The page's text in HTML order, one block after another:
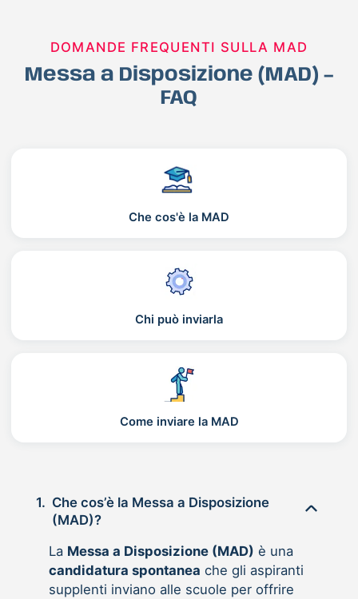
DOMANDE FREQUENTI SULLA MAD
Messa a Disposizione (MAD) –
FAQ
Che cos'è la MAD
Chi può inviarla
Come inviare la MAD
1. Che cos’è la Messa a Disposizione
(MAD)?
La Messa a Disposizione (MAD) è una
candidatura spontanea che gli aspiranti
supplenti inviano alle scuole per offrire